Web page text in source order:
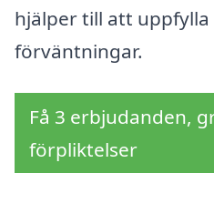
hjälper till att
förväntningar.
Få 3 erbjudanden,
förpliktelser